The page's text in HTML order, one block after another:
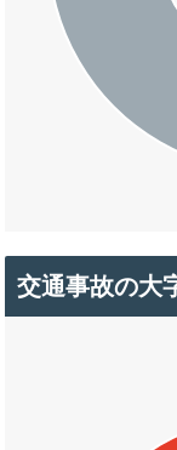
交通事故の大